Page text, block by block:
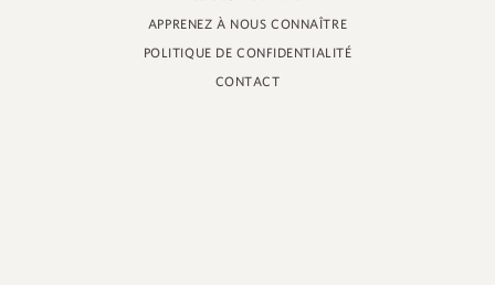
APPRENEZ À NOUS CONNAÎTRE
POLITIQUE DE CONFIDENTIALITÉ
CONTACT